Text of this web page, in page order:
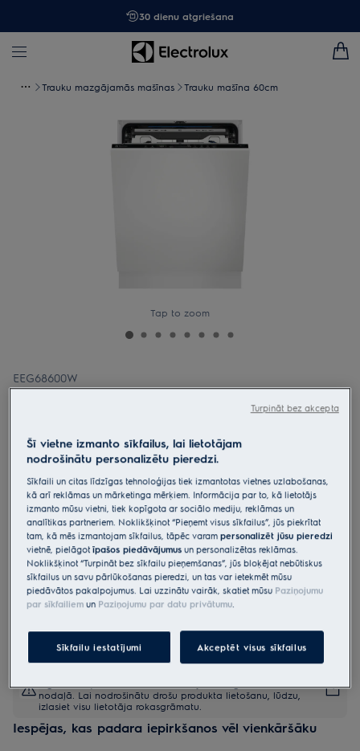
30 dienu atgriešana
Trauku mazgājamās mašīnas Trauku mašīna 60cm
Tap to zoom
EEG68600W
Iebūvējamā trauku mazgājamā
„GlassCare“
4.9 (972)
Ražojuma informācijas lapa
Priekšrocības
700 GlassCare novērš glāžu sasišanu ar SoftGrips satvērējiem un
SoftSpikes atbalstiem.
Glāzes cieši nostiprina SoftGrips un SoftSpikes tehnoloģija
Par visu formu un izmēru galda piederumu tīrību rūpējas MaxiFlex.
nodaļā. Lai nodrošinātu drošu produkta lietošanu, lūdzu,
izlasiet visu lietotāja rokasgrāmatu.
Iespējas, kas padara iepirkšanos vēl vienkāršāku
Šī vietne izmanto sīkfailus, lai lietotājam
nodrošinātu personalizētu pieredzi.
Sīkfaili un citas līdzīgas tehnoloģijas tiek izmantotas vietnes uzlabošanas,
kā arī reklāmas un mārketinga mērķiem. Informācija par to, kā lietotājs
izmanto mūsu vietni, tiek kopīgota ar sociālo mediju, reklāmas un
analītikas partneriem. Noklikšķinot “Pieņemt visus sīkfailus”, jūs piekrītat
tam, kā mēs izmantojam sīkfailus, tāpēc varampersonalizēt jūsu pieredzi
vietnē, pielāgotīpašos piedāvājumus un personalizētas reklāmas.
Noklikšķinot “Turpināt bez sīkfailu pieņemšanas”, jūs bloķējat nebūtiskus
sīkfailus un savu pārlūkošanas pieredzi, un tas var ietekmēt mūsu
piedāvātos pakalpojumus. Lai uzzinātu vairāk, skatiet mūsu Paziņojumu
par sīkfailiem un Paziņojumu par datu privātumu.
Sīkfailu iestatījumi Akceptēt visus sīkfailus
Turpināt bez akcepta